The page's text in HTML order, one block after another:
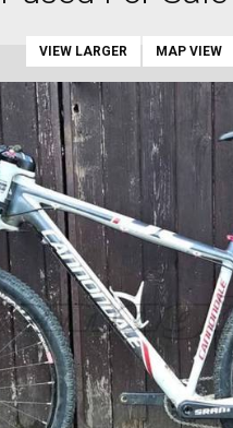
VIEW LARGER MAP VIEW